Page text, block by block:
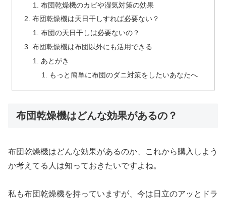
布団乾燥機のカビや湿気対策の効果
布団乾燥機は天日干しすれば必要ない？
布団の天日干しは必要ないの？
布団乾燥機は布団以外にも活用できる
あとがき
もっと簡単に布団のダニ対策をしたいあなたへ
布団乾燥機はどんな効果があるの？
布団乾燥機はどんな効果があるのか、これから購入しよう
か考えてる人は知っておきたいですよね。
私も布団乾燥機を持っていますが、今は日立のアッとドラ